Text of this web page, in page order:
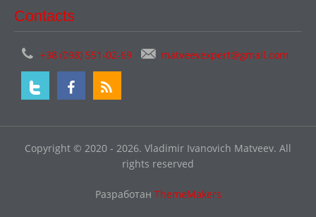
Contacts
+38 (098) 551-02-69 matveevexpert@gmail.com
Copyright © 2020 - 2026. Vladimir Ivanovich Matveev. All
rights reserved
Разработан ThemeMakers